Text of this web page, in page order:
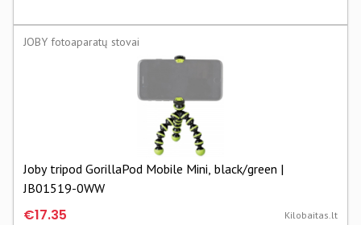
JOBY fotoaparatų stovai
Joby tripod GorillaPod Mobile Mini, black/green |
JB01519-0WW
€17.35 Kilobaitas.lt